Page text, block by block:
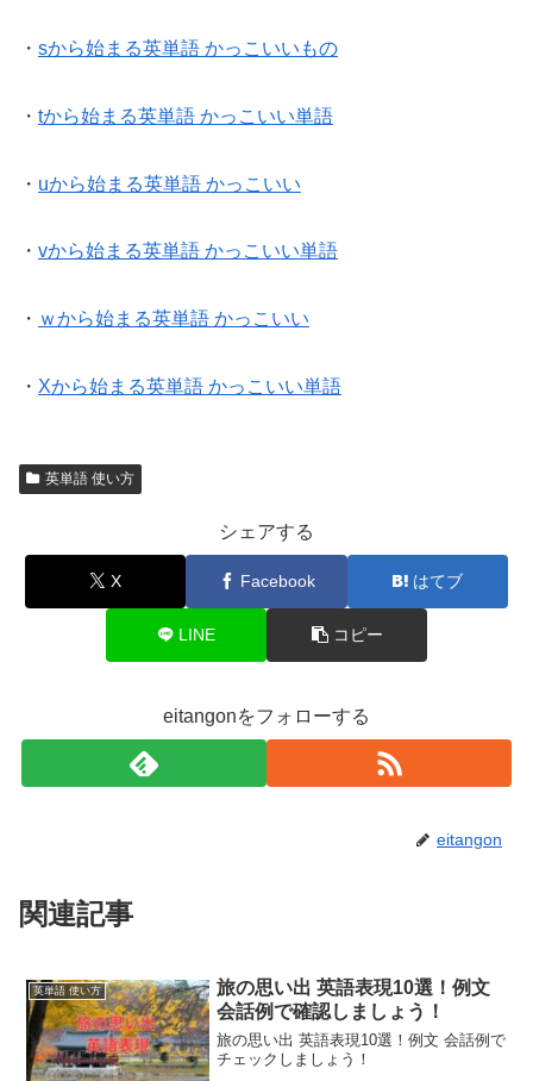
・ sから始まる英単語 かっこいいもの
・ tから始まる英単語 かっこいい単語
・ uから始まる英単語 かっこいい
・ vから始まる英単語 かっこいい単語
・ ｗから始まる英単語 かっこいい
・ Xから始まる英単語 かっこいい単語
英単語 使い方
シェアする
X Facebook はてブ
LINE コピー
eitangonをフォローする
eitangon
関連記事
英単語 使い方
旅の思い出 英語表現10選！例文
会話例で確認しましょう！
旅の思い出 英語表現10選！例文 会話例で
チェックしましょう！